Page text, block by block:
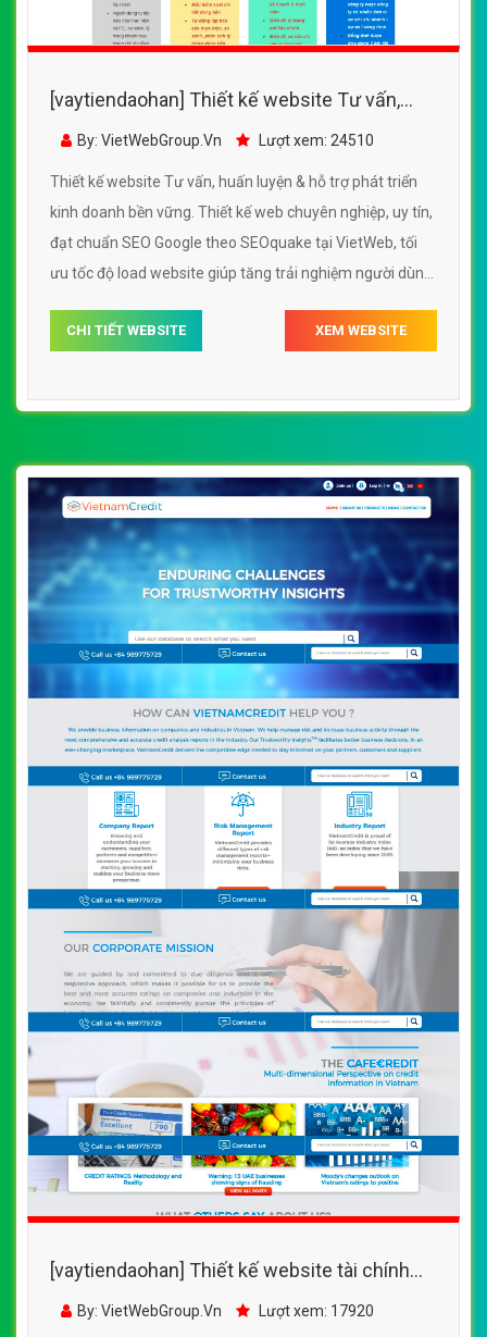
[vaytiendaohan] Thiết kế website Tư vấn,
huấn luyện & hỗ trợ phát triển kinh doanh bền
By: VietWebGroup.Vn Lượt xem: 24510
Thiết kế website Tư vấn, huấn luyện & hỗ trợ phát triển
kinh doanh bền vững. Thiết kế web chuyên nghiệp, uy tín,
đạt chuẩn SEO Google theo SEOquake tại VietWeb, tối
ưu tốc độ load website giúp tăng trải nghiệm người dùng
CHI TIẾT WEBSITE XEM WEBSITE
[vaytiendaohan] Thiết kế website tài chính
đẹp, chuyên nghiệp chuẩn SEO
By: VietWebGroup.Vn Lượt xem: 17920